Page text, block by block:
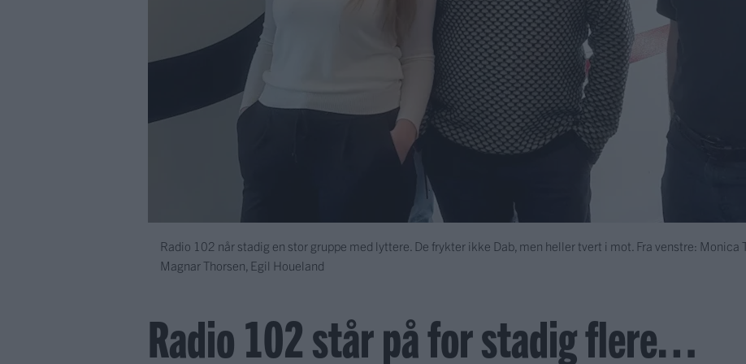
Radio 102 når stadig en stor gruppe med lyttere. De frykter ikke Dab, men heller tvert i mot. Fra venstre: Monica
Magnar Thorsen, Egil Houeland
Radio 102 står på for stadig flere…